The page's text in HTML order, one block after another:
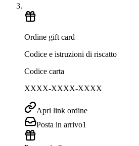
Ordine gift card
Codice e istruzioni di riscatto
Codice carta
XXXX-XXXX-XXXX
Apri link ordine
Posta in arrivo1